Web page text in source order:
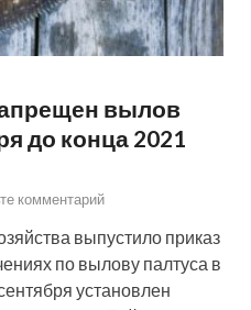
вылов
до конца 2021
комментарий
выпустило приказ
по вылову палтуса в
установлен